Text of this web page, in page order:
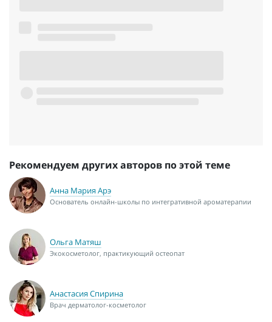
Рекомендуем других авторов по этой теме
Анна Мария Арэ
Основатель онлайн-школы по интегративной ароматерапии
Ольга Матяш
Экокосметолог, практикующий остеопат
Анастасия Спирина
Врач дерматолог-косметолог